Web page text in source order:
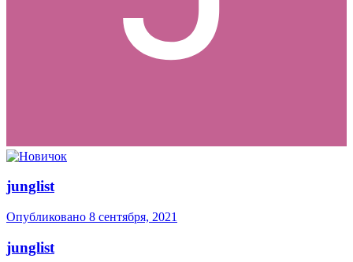
junglist
Опубликовано 8 сентября, 2021
junglist